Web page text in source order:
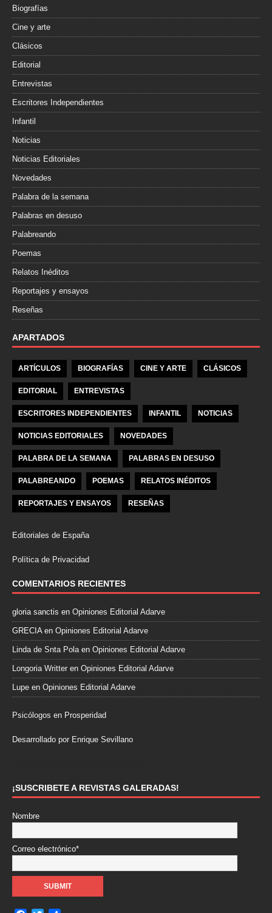
Biografías
Cine y arte
Clásicos
Editorial
Entrevistas
Escritores Independientes
Infantil
Noticias
Noticias Editoriales
Novedades
Palabra de la semana
Palabras en desuso
Palabreando
Poemas
Relatos Inéditos
Reportajes y ensayos
Reseñas
APARTADOS
ARTÍCULOS BIOGRAFÍAS CINE Y ARTE CLÁSICOS
EDITORIAL ENTREVISTAS
ESCRITORES INDEPENDIENTES INFANTIL NOTICIAS
NOTICIAS EDITORIALES NOVEDADES
PALABRA DE LA SEMANA PALABRAS EN DESUSO
PALABREANDO POEMAS RELATOS INÉDITOS
REPORTAJES Y ENSAYOS RESEÑAS
Editoriales de España
Política de Privacidad
COMENTARIOS RECIENTES
gloria sanctis en Opiniones Editorial Adarve
GRECIAen Opiniones Editorial Adarve
Linda de Snta Polaen Opiniones Editorial Adarve
Longoria Writter en Opiniones Editorial Adarve
Lupe en Opiniones Editorial Adarve
Psicólogos en Prosperidad
Desarrollado por Enrique Sevillano
¡SUSCRIBETE A REVISTAS GALERADAS!
Nombre
Correo electrónico*